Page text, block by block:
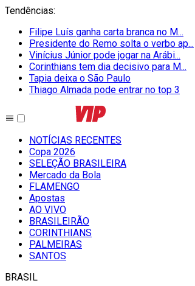
Tendências:
Filipe Luís ganha carta branca no M...
Presidente do Remo solta o verbo ap...
Vinícius Júnior pode jogar na Arábi...
Corinthians tem dia decisivo para M...
Tapia deixa o São Paulo
Thiago Almada pode entrar no top 3
NOTÍCIAS RECENTES
Copa 2026
SELEÇÃO BRASILEIRA
Mercado da Bola
FLAMENGO
Apostas
AO VIVO
BRASILEIRÃO
CORINTHIANS
PALMEIRAS
SANTOS
BRASIL